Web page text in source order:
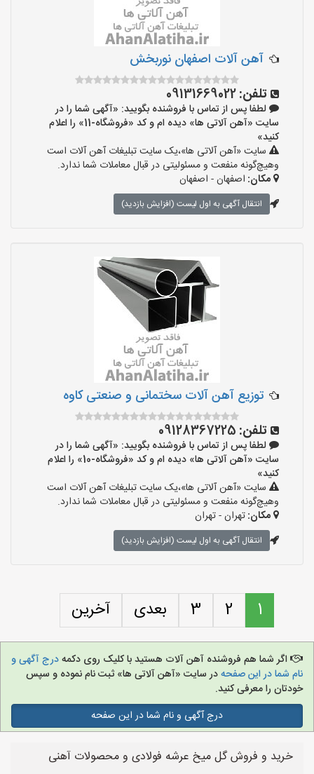
آهن آلات اصفهان نوربخش
تلفن:09131669022
لطفا پس از تماس با فروشنده بگویید: «آگهی شما را در
سایت «آهن آلاتی ها» دیده ام و کد «فروشگاه-11» را اعلام
کنید»
سایت «آهن آلاتی ها»،یک سایت تبلیغات آهن آلات است
وهیچ‌گونه منفعت و مسئولیتی در قبال معاملات شما ندارد.
مکان: اصفهان - اصفهان
انتقال آگهی به اول لیست (افزایش بازدید)
توزیع آهن آلات سختمانی و صنعتی کاوه
تلفن: 09128367225
لطفا پس از تماس با فروشنده بگویید: «آگهی شما را در
سایت «آهن آلاتی ها» دیده ام و کد «فروشگاه-10» را اعلام
کنید»
سایت «آهن آلاتی ها»،یک سایت تبلیغات آهن آلات است
وهیچ‌گونه منفعت و مسئولیتی در قبال معاملات شما ندارد.
مکان:تهران - تهران
انتقال آگهی به اول لیست (افزایش بازدید)
1
2
3 بعدی آخرین
اگر شما هم فروشنده آهن آلات هستید با کلیک روی دکمهدرج آگهی و
نام شما در این صفحهدر سایت «آهن آلاتی ها» ثبت نام نموده و سپس
خودتان را معرفی کنید.
درج آگهی و نام شما در این صفحه
خرید و فروش گل میخ عرشه فولادی و محصولات آهنی